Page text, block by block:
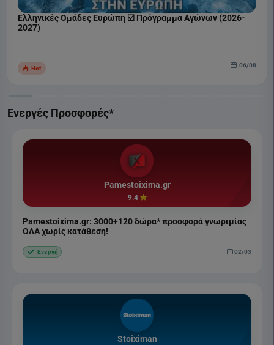
Ελληνικές Ομάδες Ευρώπη ☑️ Πρόγραμμα Αγώνων (2026-
2027)
Hot 06/08
Ενεργές Προσφορές*
Pamestoixima.gr
9.4
Pamestoixima.gr: 3000+120 δώρα* προσφορά γνωριμίας
ΟΛΑ χωρίς κατάθεση!
Ενεργή 02/03
Stoiximan